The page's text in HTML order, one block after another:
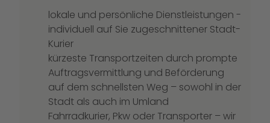
lokale und persönliche Dienstleistungen -
individuell auf Sie zugeschnittener Stadt-
Kurier
kürzeste Transportzeiten durch prompte
Auftragsvermittlung und Beförderung
auf dem schnellsten Weg – sowohl in der
Stadt als auch im Umland
Fahrradkurier, Pkw oder Transporter – wir